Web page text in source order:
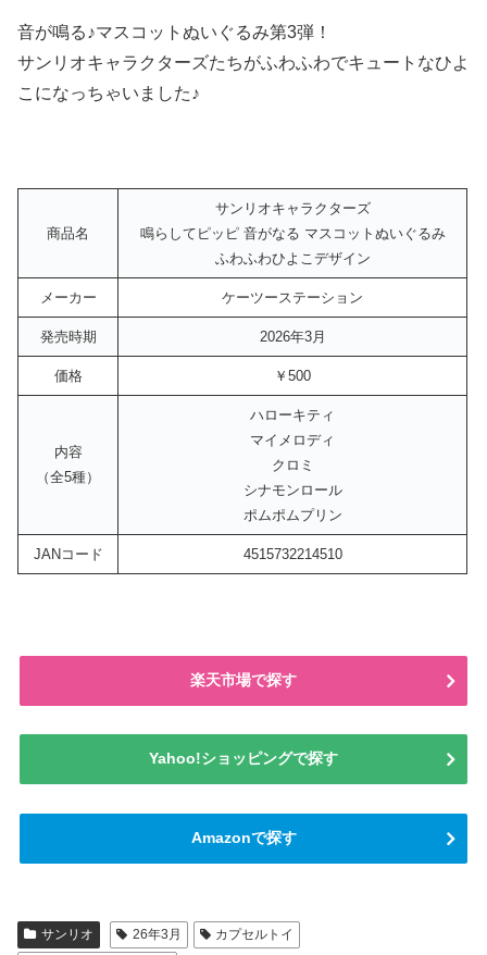
音が鳴る♪マスコットぬいぐるみ第3弾！
サンリオキャラクターズたちがふわふわでキュートなひよ
こになっちゃいました♪
商品名
サンリオキャラクターズ
鳴らしてピッピ 音がなる マスコットぬいぐるみ
ふわふわひよこデザイン
メーカー ケーツーステーション
発売時期 2026年3月
価格 ￥500
内容
（全5種）
ハローキティ
マイメロディ
クロミ
シナモンロール
ポムポムプリン
JANコード 4515732214510
楽天市場で探す
Yahoo!ショッピングで探す
Amazonで探す
サンリオ 26年3月
カプセルトイ